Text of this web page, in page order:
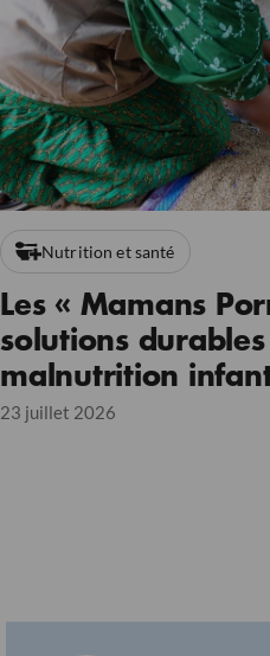
Nutrition et santé
Les « Mamans
solutions
malnutrition
23 juillet 2026